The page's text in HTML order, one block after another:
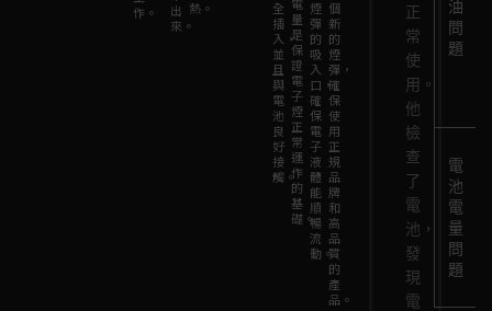
作。
出
來。
熱。
全
插
入，
並
且
與
電
池
良
好
接
觸。
量
是
保
證
電
子
煙
正
常
運
作
的
基
礎。
煙
彈
的
吸
入
口，
確
保
電
子
液
體
能
順
暢
流
動。
個
新
的
煙
彈，
確
保
使
用
正
規
品
牌
和
高
品
質
的
產
品。
正
常
使
用。
他
檢
查
了
電
池，
發
現
電
油
問
題
電
池
電
量
問
題